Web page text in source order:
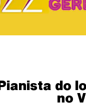
Pianista do
no